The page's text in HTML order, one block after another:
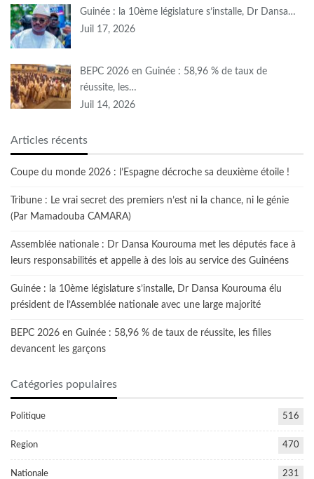
Guinée : la 10ème législature s’installe, Dr Dansa…
Juil 17, 2026
BEPC 2026 en Guinée : 58,96 % de taux de
réussite, les…
Juil 14, 2026
Articles récents
Coupe du monde 2026 : l’Espagne décroche sa deuxième étoile !
Tribune : Le vrai secret des premiers n’est ni la chance, ni le génie
(Par Mamadouba CAMARA)
Assemblée nationale : Dr Dansa Kourouma met les députés face à
leurs responsabilités et appelle à des lois au service des Guinéens
Guinée : la 10ème législature s’installe, Dr Dansa Kourouma élu
président de l’Assemblée nationale avec une large majorité
BEPC 2026 en Guinée : 58,96 % de taux de réussite, les filles
devancent les garçons
Catégories populaires
Politique 516
Region 470
Nationale 231